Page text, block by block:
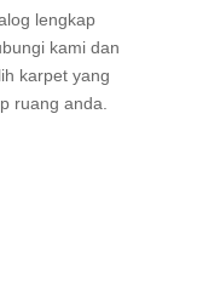
lengkap
kami dan
karpet yang
ruang anda.